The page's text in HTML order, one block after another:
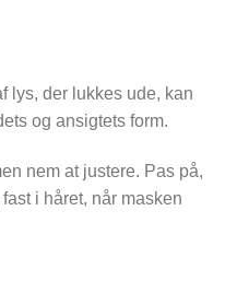
lys, der lukkes ude, kan
og ansigtets form.
nem at justere. Pas på,
i håret, når masken